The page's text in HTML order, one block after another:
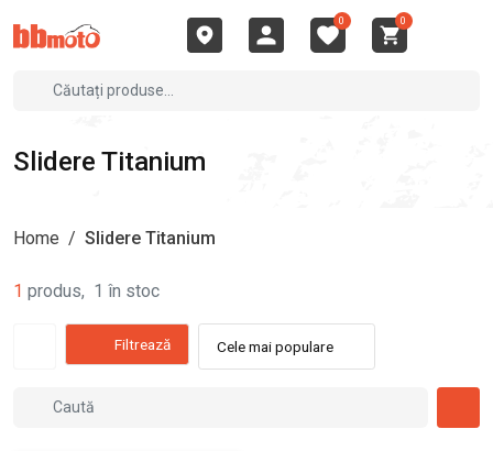
0 0
Slidere Titanium
Home / Slidere Titanium
1 produs, 1 în stoc
Filtrează Cele mai populare